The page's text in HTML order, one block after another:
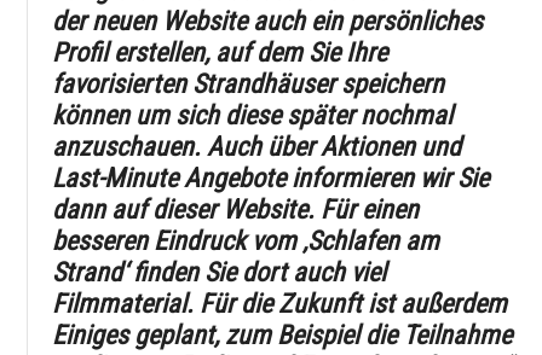
der neuen Website auch ein persönliches
Profil erstellen, auf dem Sie Ihre
favorisierten Strandhäuser speichern
können um sich diese später nochmal
anzuschauen. Auch über Aktionen und
Last-Minute Angebote informieren wir Sie
dann auf dieser Website. Für einen
besseren Eindruck vom ‚Schlafen am
Strand‘ finden Sie dort auch viel
Filmmaterial. Für die Zukunft ist außerdem
Einiges geplant, zum Beispiel die Teilnahme